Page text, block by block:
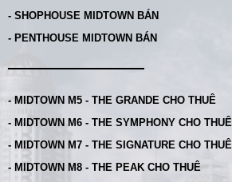
- SHOPHOUSE MIDTOWN BÁN
- PENTHOUSE MIDTOWN BÁN
- MIDTOWN M5 - THE GRANDE CHO THUÊ
- MIDTOWN M6 - THE SYMPHONY CHO THUÊ
- MIDTOWN M7 - THE SIGNATURE CHO THUÊ
- MIDTOWN M8 - THE PEAK CHO THUÊ